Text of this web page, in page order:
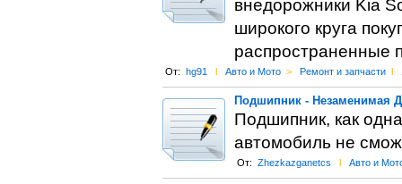
внедорожники Kia
широкого круга
распространенные
От: hg91 l Авто и Мото > Ремонт и запчасти l
Подшипник - Незаменимая
Подшипник, как
автомобиль не
От: Zhezkazganetcs l Авто и